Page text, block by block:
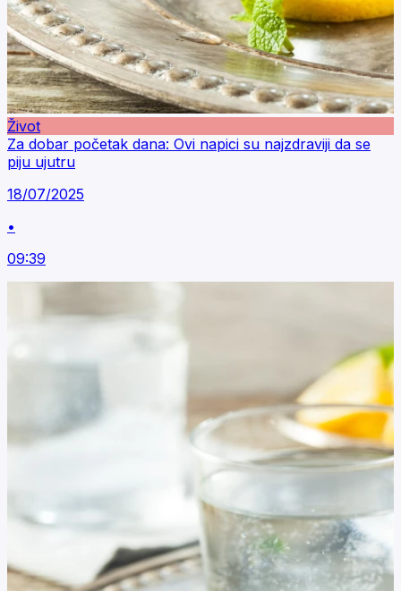
Život
Za dobar početak dana: Ovi napici su najzdraviji da se
piju ujutru
18/07/2025
•
09:39